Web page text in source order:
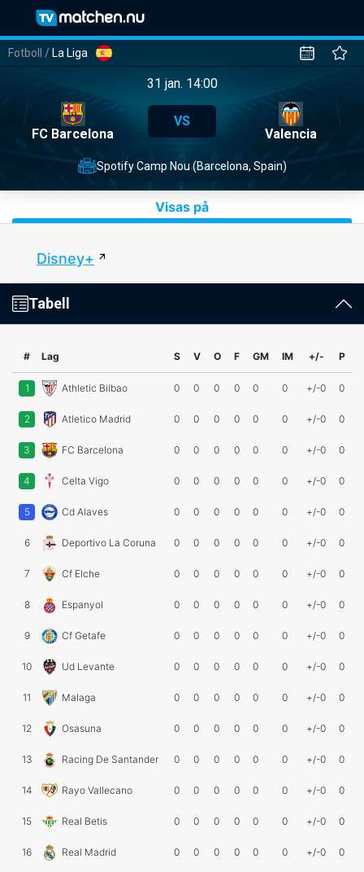
Fotboll / La Liga
31 jan. 14:00
FC Barcelona
VS
Valencia
Spotify Camp Nou (Barcelona, Spain)
Visas på
Disney+
Tabell
# Lag S V O F GM IM +/- P
1 Athletic Bilbao 0 0 0 0 0 0 +/-0 0
2 Atletico Madrid 0 0 0 0 0 0 +/-0 0
3 FC Barcelona 0 0 0 0 0 0 +/-0 0
4 Celta Vigo 0 0 0 0 0 0 +/-0 0
5 Cd Alaves 0 0 0 0 0 0 +/-0 0
6 Deportivo La Coruna 0 0 0 0 0 0 +/-0 0
7 Cf Elche 0 0 0 0 0 0 +/-0 0
8 Espanyol 0 0 0 0 0 0 +/-0 0
9 Cf Getafe 0 0 0 0 0 0 +/-0 0
10 Ud Levante 0 0 0 0 0 0 +/-0 0
11 Malaga 0 0 0 0 0 0 +/-0 0
12 Osasuna 0 0 0 0 0 0 +/-0 0
13 Racing De Santander 0 0 0 0 0 0 +/-0 0
14 Rayo Vallecano 0 0 0 0 0 0 +/-0 0
15 Real Betis 0 0 0 0 0 0 +/-0 0
16 Real Madrid 0 0 0 0 0 0 +/-0 0